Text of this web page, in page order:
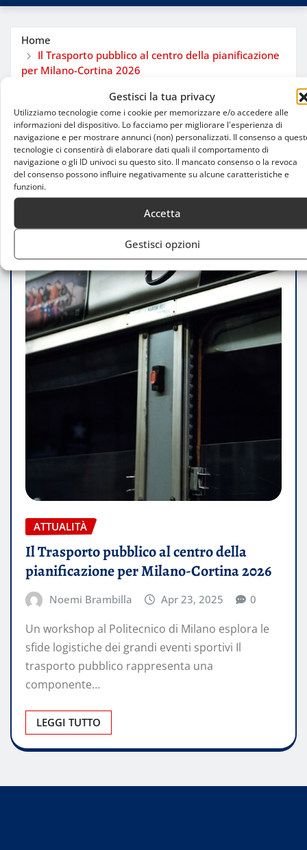
Gestisci la tua privacy
Utilizziamo tecnologie come i cookie per memorizzare e/o accedere alle
informazioni del dispositivo. Lo facciamo per migliorare l'esperienza di
navigazione e per mostrare annunci (non) personalizzati. Il consenso a
tecnologie ci consentirà di elaborare dati quali il comportamento di
navigazione o gli ID univoci su questo sito. Il mancato consenso o la revoca
del consenso possono influire negativamente su alcune caratteristiche e
funzioni.
Accetta
Gestisci opzioni
Home
Il Trasporto pubblico al centro della pianificazione
per Milano-Cortina 2026
ATTUALITÀ
Il Trasporto pubblico al centro della
pianificazione per Milano-Cortina 2026
Noemi Brambilla Apr 23, 2025 0
Un workshop al Politecnico di Milano esplora le
sfide logistiche dei grandi eventi sportivi Il
trasporto pubblico rappresenta una
componente…
LEGGI TUTTO